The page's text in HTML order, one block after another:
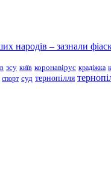
народів – зазнали
зсу київ коронавірус крадіжка
спорт суд тернопілля